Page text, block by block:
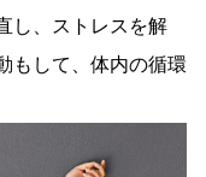
し、ストレスを解
もして、体内の循環